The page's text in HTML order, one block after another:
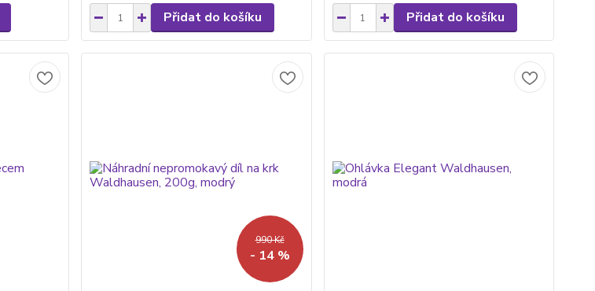
Přidat do košíku Přidat do košíku
990 Kč
- 14 %